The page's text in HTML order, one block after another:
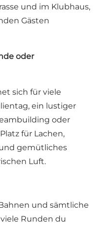
und im Klubhaus,
Gästen
oder
sich für viele
ein lustiger
oder
für Lachen,
gemütliches
Luft.
und sämtliche
Runden du